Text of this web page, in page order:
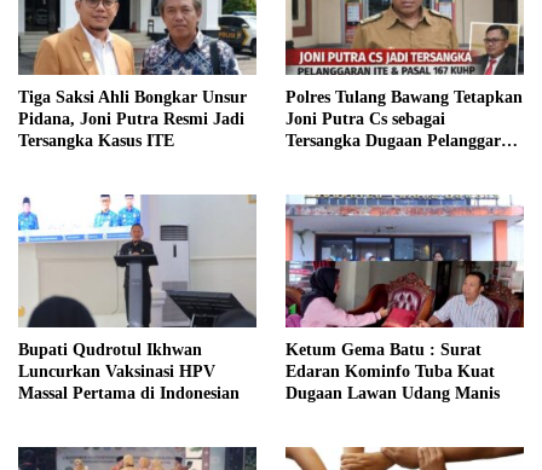
Tiga Saksi Ahli Bongkar Unsur
Pidana, Joni Putra Resmi Jadi
Tersangka Kasus ITE
Polres Tulang Bawang Tetapkan
Joni Putra Cs sebagai
Tersangka Dugaan Pelanggaran
Bupati Qudrotul Ikhwan
Luncurkan Vaksinasi HPV
Massal Pertama di Indonesian
Ketum Gema Batu : Surat
Edaran Kominfo Tuba Kuat
Dugaan Lawan Udang Manis